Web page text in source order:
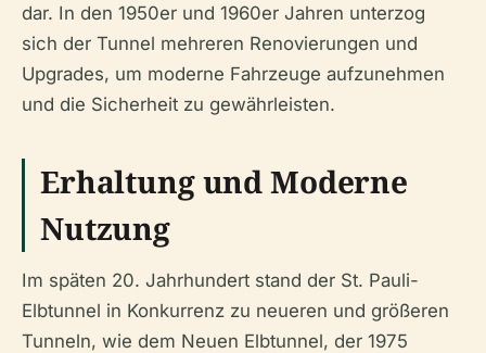
dar. In den 1950er und 1960er Jahren unterzog
sich der Tunnel mehreren Renovierungen und
Upgrades, um moderne Fahrzeuge aufzunehmen
und die Sicherheit zu gewährleisten.
Erhaltung und Moderne
Nutzung
Im späten 20. Jahrhundert stand der St. Pauli-
Elbtunnel in Konkurrenz zu neueren und größeren
Tunneln, wie dem Neuen Elbtunnel, der 1975